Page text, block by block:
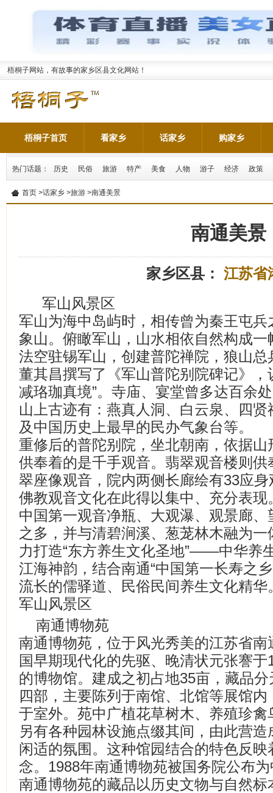
梧桐子网站，有故事的家乡区县文化网站！
梧桐子首页 看家乡 话家乡 购家乡
热门话题： 历史 民俗 旅游 特产 美食 人物 游子 经济 政策
首页 >话家乡 >旅游 >南通美景
南通美景
家乡区县： 江苏省
军山风景区
军山为海中岛屿时，相传曾为秦王屯
象山。俯瞰军山，山水相依自然构成
法空驻锡军山，创建普陀禅院，狼山
董其昌撰写了《军山普陀别院碑记》，
减珞珈真境”。寺庙、宴堂曾多达百余
山上古迹有：燕真人洞、白云泉、四
及中国历史上最早的民办气象台等。
重修后的普陀别院，坐北朝南，依据
供奉着的是千手观音。翡翠观音楼则
翠座像观音，院内两侧长廊绘有33应
佛教观音文化在此得以集中、充分表
中国第一观音净瓶、大观瀑、观景廊
之多，并与清碧涧溪、葱茏林木融为
力打造“东方养生文化圣地”——中华养
江海神韵，结合南通“中国第一长寿之
流长的儒驿道、民俗民间养生文化精华
军山风景区
南通博物苑
南通博物苑，位于风光秀美的江苏省
国早期现代化的先驱、晚清状元张謇
的博物馆。建成之初占地35亩，藏品
四部，主要陈列于南馆、北馆等展馆
于室外。苑中广植花草树木、养殖珍
另有各种园林设施点缀其间，由此营
闲适的氛围。这种馆园结合的特色反
念。1988年南通博物苑被国务院公布
南通博物苑的藏品以历史文物与自然